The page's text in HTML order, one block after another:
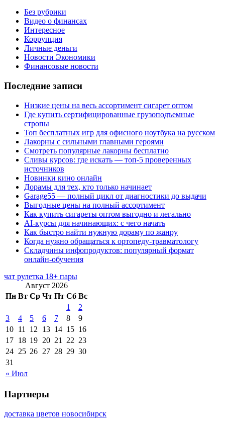
Без рубрики
Видео о финансах
Интересное
Коррупция
Личные деньги
Новости Экономики
Финансовые новости
Последние записи
Низкие цены на весь ассортимент сигарет оптом
Где купить сертифицированные грузоподъемные
стропы
Топ бесплатных игр для офисного ноутбука на русском
Лакорны с сильными главными героями
Смотреть популярные лакорны бесплатно
Сливы курсов: где искать — топ-5 проверенных
источников
Новинки кино онлайн
Дорамы для тех, кто только начинает
Garage55 — полный цикл от диагностики до выдачи
Выгодные цены на полный ассортимент
Как купить сигареты оптом выгодно и легально
AI-курсы для начинающих: с чего начать
Как быстро найти нужную дораму по жанру
Когда нужно обращаться к ортопеду-травматологу
Складчины инфопродуктов: популярный формат
онлайн-обучения
чат рулетка 18+ пары
Август 2026
Пн Вт Ср Чт Пт Сб Вс
« Июл
1
2
3
4 5 6 7 8
9
10 11 12 13 14 15 16
17 18 19 20 21 22 23
24 25 26 27 28 29 30
31
Партнеры
доставка цветов новосибирск